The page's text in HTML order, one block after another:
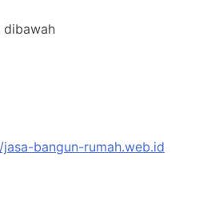
dibawah
bangun-rumah.web.id